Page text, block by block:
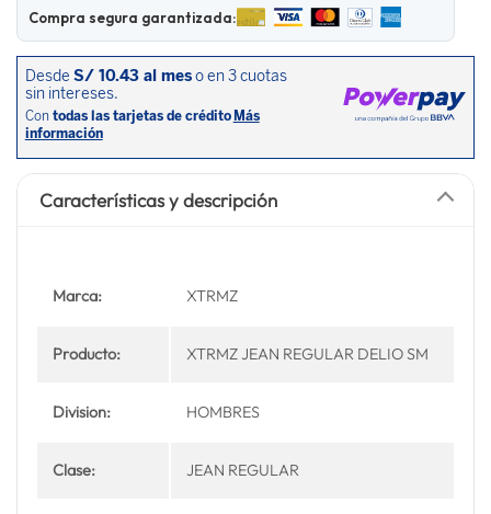
Compra segura garantizada:
Características y descripción
Marca: XTRMZ
Producto: XTRMZ JEAN REGULAR DELIO SM
Division: HOMBRES
Clase: JEAN REGULAR